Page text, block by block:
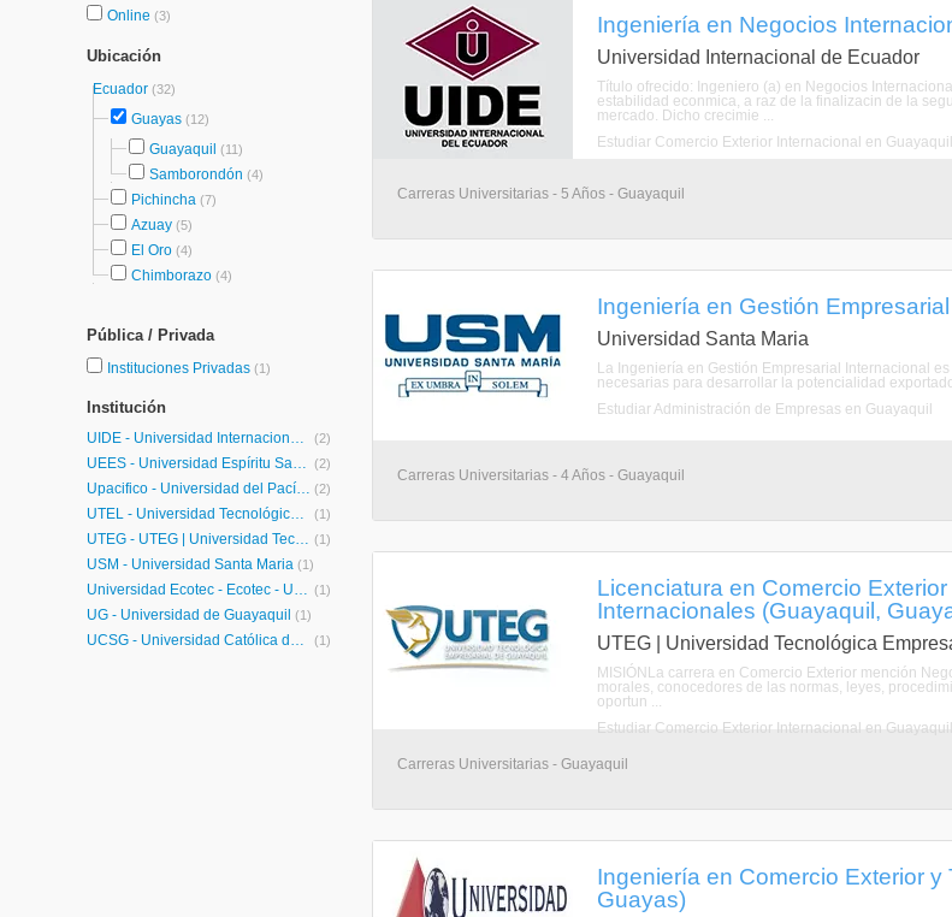
Online (3)
Ubicación
Ecuador (32)
Guayas (12)
Guayaquil (11)
Samborondón (4)
Pichincha (7)
Azuay (5)
El Oro (4)
Chimborazo (4)
Pública / Privada
Instituciones Privadas (1)
Institución
UIDE - Universidad Internacional de Ecuador (2)
UEES - Universidad Espíritu Santo (2)
Upacifico - Universidad del Pacífico (2)
UTEL - Universidad Tecnológica Latinoamericana en Línea Ecuador (1)
UTEG - UTEG | Universidad Tecnológica Empresarial de Guayaquil (1)
USM - Universidad Santa Maria (1)
Universidad Ecotec - Ecotec - Universidad Tecnologica (1)
UG - Universidad de Guayaquil (1)
UCSG - Universidad Católica de Santiago de Guayaquil (1)
Ingeniería en Negocios
Universidad Internacional de Ecuador
Título ofrecido: Ingeniero (a) en Negocios
estabilidad econmica, a raz de la finalizacin de la
mercado. Dicho crecimie ...
Estudiar Comercio Exterior Internacional en Guayaquil
Carreras Universitarias - 5 Años - Guayaquil
Ingeniería en Gestión
Universidad Santa Maria
La Ingeniería en Gestión Empresarial Internacional
necesarias para desarrollar la potencialidad
Estudiar Administración de Empresas en Guayaquil
Carreras Universitarias - 4 Años - Guayaquil
Licenciatura en Comercio
Internacionales (Guayaquil,
UTEG | Universidad Tecnológica
MISIÓNLa carrera en Comercio Exterior mención
morales, conocedores de las normas, leyes,
oportun ...
Estudiar Comercio Exterior Internacional en Guayaquil
Carreras Universitarias - Guayaquil
Ingeniería en Comercio Exterior
Guayas)